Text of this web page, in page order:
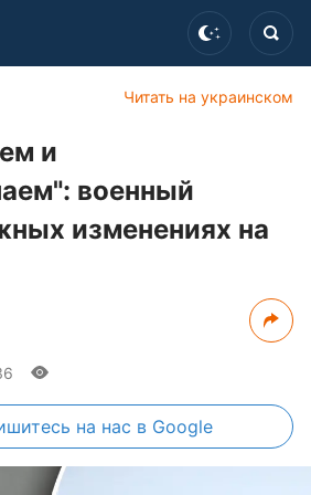
Читать на украинском
и
военный
изменениях на
на нас в Google